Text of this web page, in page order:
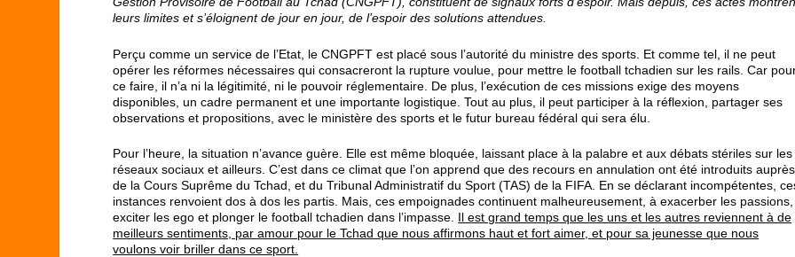
leurs limites et s’éloignent de jour en jour, de l’espoir des solutions attendues.
Perçu comme un service de l’Etat, le CNGPFT est placé sous l’autorité du ministre des sports. Et comme tel, il ne peut
opérer les réformes nécessaires qui consacreront la rupture voulue, pour mettre le football tchadien sur les rails. Car
ce faire, il n’a ni la légitimité, ni le pouvoir réglementaire. De plus, l’exécution de ces missions exige des moyens
disponibles, un cadre permanent et une importante logistique. Tout au plus, il peut participer à la réflexion, partager ses
observations et propositions, avec le ministère des sports et le futur bureau fédéral qui sera élu.
Pour l’heure, la situation n’avance guère. Elle est même bloquée, laissant place à la palabre et aux débats stériles sur les
réseaux sociaux et ailleurs. C’est dans ce climat que l’on apprend que des recours en annulation ont été introduits auprès
de la Cours Suprême du Tchad, et du Tribunal Administratif du Sport (TAS) de la FIFA. En se déclarant incompétentes,
instances renvoient dos à dos les partis. Mais, ces empoignades continuent malheureusement, à exacerber les passions,
exciter les ego et plonger le football tchadien dans l’impasse. Il est grand temps que les uns et les autres reviennent à de
meilleurs sentiments, par amour pour le Tchad que nous affirmons haut et fort aimer, et pour sa jeunesse que nous
voulons voir briller dans ce sport.